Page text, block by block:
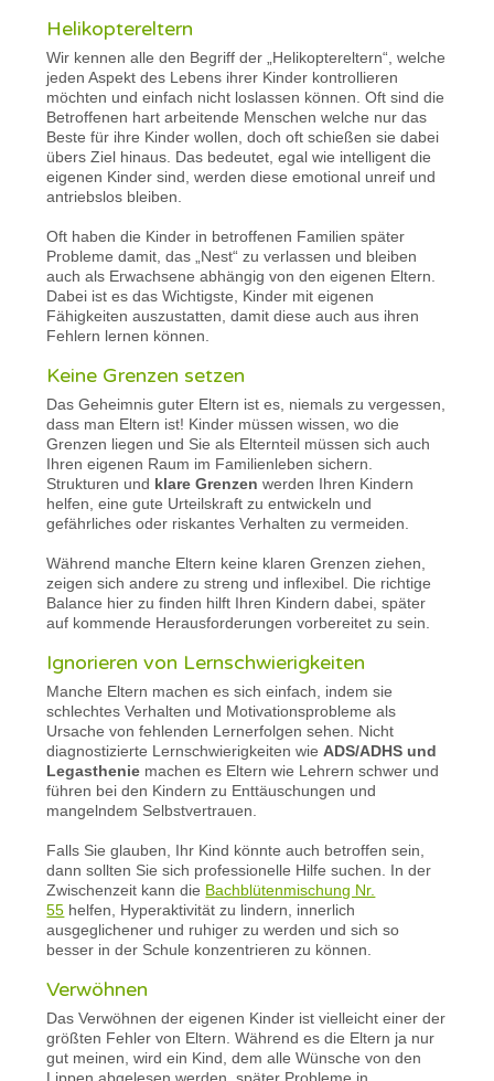
Helikoptereltern
Wir kennen alle den Begriff der „Helikoptereltern“, welche
jeden Aspekt des Lebens ihrer Kinder kontrollieren
möchten und einfach nicht loslassen können. Oft sind die
Betroffenen hart arbeitende Menschen welche nur das
Beste für ihre Kinder wollen, doch oft schießen sie dabei
übers Ziel hinaus. Das bedeutet, egal wie intelligent die
eigenen Kinder sind, werden diese emotional unreif und
antriebslos bleiben.
Oft haben die Kinder in betroffenen Familien später
Probleme damit, das „Nest“ zu verlassen und bleiben
auch als Erwachsene abhängig von den eigenen Eltern.
Dabei ist es das Wichtigste, Kinder mit eigenen
Fähigkeiten auszustatten, damit diese auch aus ihren
Fehlern lernen können.
Keine Grenzen setzen
Das Geheimnis guter Eltern ist es, niemals zu vergessen,
dass man Eltern ist! Kinder müssen wissen, wo die
Grenzen liegen und Sie als Elternteil müssen sich auch
Ihren eigenen Raum im Familienleben sichern.
Strukturen und klare Grenzen werden Ihren Kindern
helfen, eine gute Urteilskraft zu entwickeln und
gefährliches oder riskantes Verhalten zu vermeiden.
Während manche Eltern keine klaren Grenzen ziehen,
zeigen sich andere zu streng und inflexibel. Die richtige
Balance hier zu finden hilft Ihren Kindern dabei, später
auf kommende Herausforderungen vorbereitet zu sein.
Ignorieren von Lernschwierigkeiten
Manche Eltern machen es sich einfach, indem sie
schlechtes Verhalten und Motivationsprobleme als
Ursache von fehlenden Lernerfolgen sehen. Nicht
diagnostizierte Lernschwierigkeiten wie ADS/ADHS und
Legasthenie machen es Eltern wie Lehrern schwer und
führen bei den Kindern zu Enttäuschungen und
mangelndem Selbstvertrauen.
Falls Sie glauben, Ihr Kind könnte auch betroffen sein,
dann sollten Sie sich professionelle Hilfe suchen. In der
Zwischenzeit kann die Bachblütenmischung Nr.
55 helfen, Hyperaktivität zu lindern, innerlich
ausgeglichener und ruhiger zu werden und sich so
besser in der Schule konzentrieren zu können.
Verwöhnen
Das Verwöhnen der eigenen Kinder ist vielleicht einer der
größten Fehler von Eltern. Während es die Eltern ja nur
gut meinen, wird ein Kind, dem alle Wünsche von den
Lippen abgelesen werden, später Probleme in